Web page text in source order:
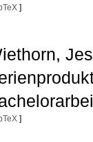
]
]